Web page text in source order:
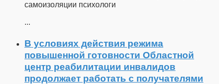
самоизоляции психологи
...
В условиях действия режима
повышенной готовности Областной
центр реабилитации инвалидов
продолжает работать с получателями